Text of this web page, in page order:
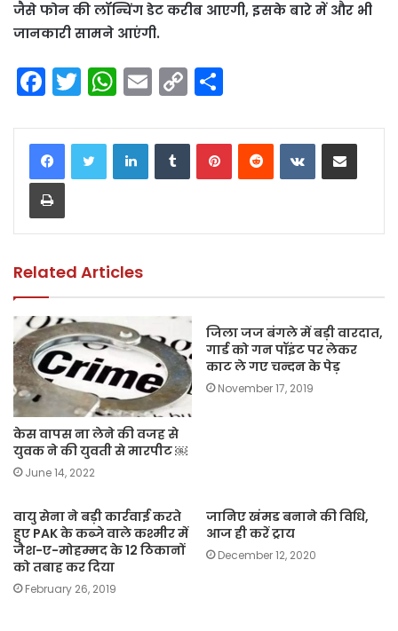
जैसे फोन की लॉन्चिंग डेट करीब आएगी, इसके बारे में और भी
जानकारी सामने आएंगी.
F
c
e
b
o
k
T
itt
er
W
a
ts
p
E
ai
l
C
p
y
n
ar
e
LinkedInTumblrPinterestReddit VKontakteShare via Email
Print
Related Articles
केस वापस ना लेने की वजह से
युवक ने की युवती से मारपीट ￼
June 14, 2022
जिला जज बंगले में बड़ी वारदात,
गार्ड को गन पॉइंट पर लेकर
काट ले गए चन्दन के पेड़
November 17, 2019
वायु सेना ने बड़ी कार्रवाई करते
हुए PAK के कब्जे वाले कश्मीर में
जैश-ए-मोहम्मद के 12 ठिकानों
को तबाह कर दिया
February 26, 2019
जानिए खंमड बनाने की विधि,
आज ही करें ट्राय
December 12, 2020